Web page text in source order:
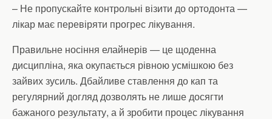
– Не пропускайте контрольні візити до ортодонта —
лікар має перевіряти прогрес лікування.
Правильне носіння елайнерів — це щоденна
дисципліна, яка окупається рівною усмішкою без
зайвих зусиль. Дбайливе ставлення до кап та
регулярний догляд дозволять не лише досягти
бажаного результату, а й зробити процес лікування